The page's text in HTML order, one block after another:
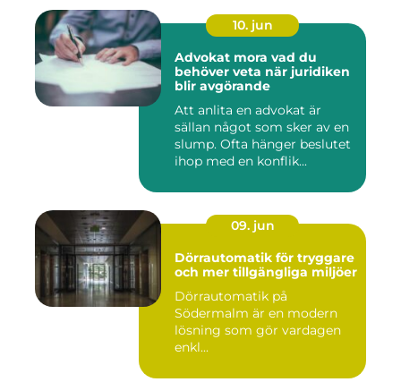
10. jun
Advokat mora vad du
behöver veta när juridiken
blir avgörande
Att anlita en advokat är
sällan något som sker av en
slump. Ofta hänger beslutet
ihop med en konflik...
09. jun
Dörrautomatik för tryggare
och mer tillgängliga miljöer
Dörrautomatik på
Södermalm är en modern
lösning som gör vardagen
enkl...